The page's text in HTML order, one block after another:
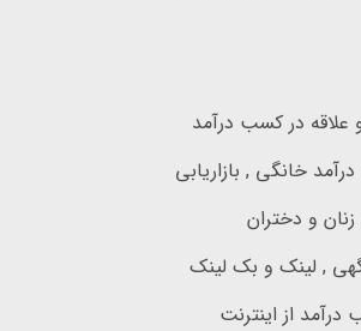
علاقه در کسب درآمد
خانگی , بازاریابی
و دختران
آگهی , لینک و بک لینک
از اینترنت